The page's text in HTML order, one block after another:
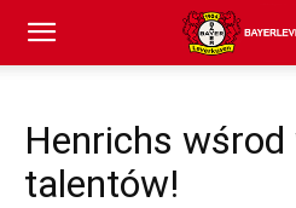
Bayer
Henrichs wśrod
talentów!